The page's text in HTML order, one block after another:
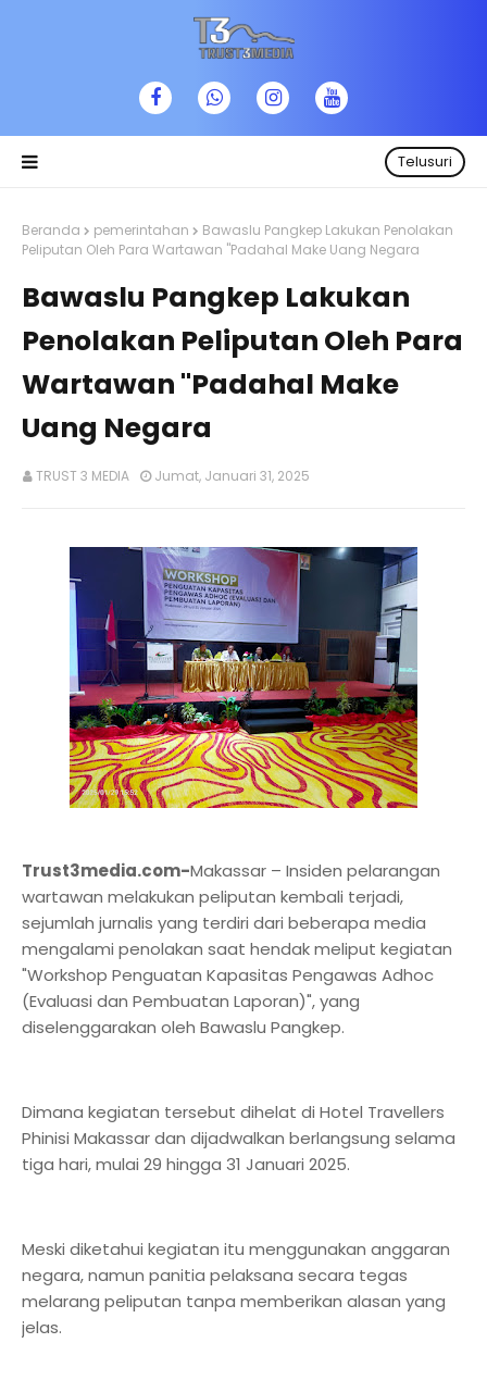
Telusuri
Beranda pemerintahan
Bawaslu Pangkep Lakukan Penolakan
Peliputan Oleh Para Wartawan "Padahal Make Uang Negara
Bawaslu Pangkep Lakukan
Penolakan Peliputan Oleh Para
Wartawan "Padahal Make
Uang Negara
TRUST 3 MEDIA Jumat, Januari 31, 2025
Trust3media.com-Makassar – Insiden pelarangan
wartawan melakukan peliputan kembali terjadi,
sejumlah jurnalis yang terdiri dari beberapa media
mengalami penolakan saat hendak meliput kegiatan
"Workshop Penguatan Kapasitas Pengawas Adhoc
(Evaluasi dan Pembuatan Laporan)", yang
diselenggarakan oleh Bawaslu Pangkep.
Dimana kegiatan tersebut dihelat di Hotel Travellers
Phinisi Makassar dan dijadwalkan berlangsung selama
tiga hari, mulai 29 hingga 31 Januari 2025.
Meski diketahui kegiatan itu menggunakan anggaran
negara, namun panitia pelaksana secara tegas
melarang peliputan tanpa memberikan alasan yang
jelas.